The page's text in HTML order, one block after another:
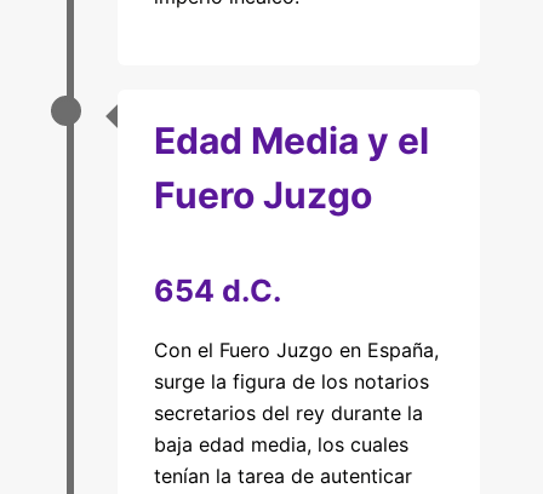
Edad Media y el
Fuero Juzgo
654 d.C.
Con el Fuero Juzgo en España,
surge la figura de los notarios
secretarios del rey durante la
baja edad media, los cuales
tenían la tarea de autenticar